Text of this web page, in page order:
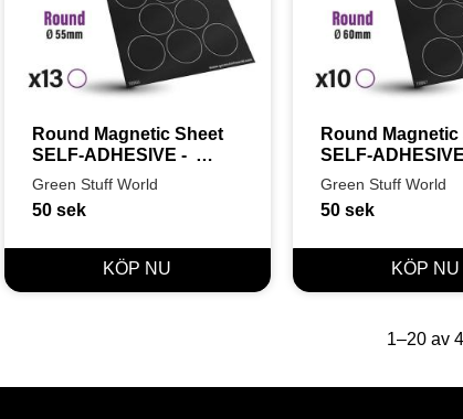
Round Magnetic Sheet
SELF-ADHESIVE -
55mm
Green Stuff World
50sek
Round Magnetic
SELF-
60mm
Green Stuff World
50sek
1–20av